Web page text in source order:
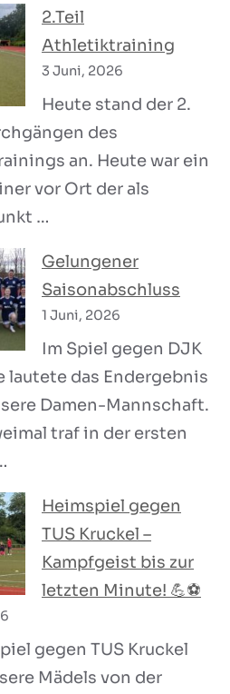
2.Teil
Athletiktraining
3 Juni, 2026
Heute stand der 2.
des
an. Heute war ein
vor Ort der als
…
Gelungener
Saisonabschluss
1 Juni, 2026
Im Spiel gegen DJK
lautete das Endergebnis
Damen-Mannschaft.
traf in der ersten
Heimspiel gegen
TUS Kruckel –
Kampfgeist bis zur
letzten Minute! 💪⚽
gegen TUS Kruckel
Mädels von der